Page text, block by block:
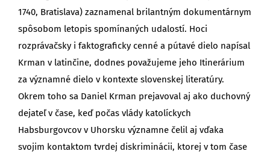
1740, Bratislava) zaznamenal brilantným dokumentárnym
spôsobom letopis spomínaných udalostí. Hoci
rozprávačsky i faktograficky cenné a pútavé dielo napísal
Krman v latinčine, dodnes považujeme jeho Itinerárium
za významné dielo v kontexte slovenskej literatúry.
Okrem toho sa Daniel Krman prejavoval aj ako duchovný
dejateľ v čase, keď počas vlády katolíckych
Habsburgovcov v Uhorsku významne čelil aj vďaka
svojim kontaktom tvrdej diskriminácii, ktorej v tom čase